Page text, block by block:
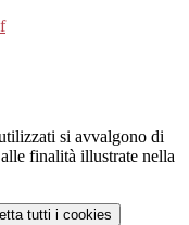
si avvalgono di
finalità illustrate nella
tutti i cookies